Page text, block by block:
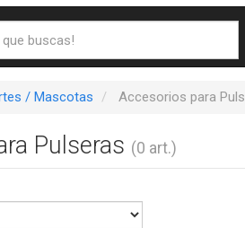
/ Mascotas Accesorios para
Pulseras (0 art.)